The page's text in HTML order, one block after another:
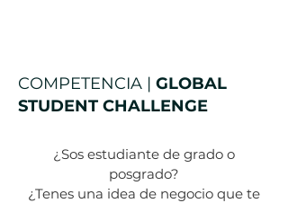
COMPETENCIA | GLOBAL
STUDENT CHALLENGE
¿Sos estudiante de grado o
posgrado?
¿Tenes una idea de negocio que te